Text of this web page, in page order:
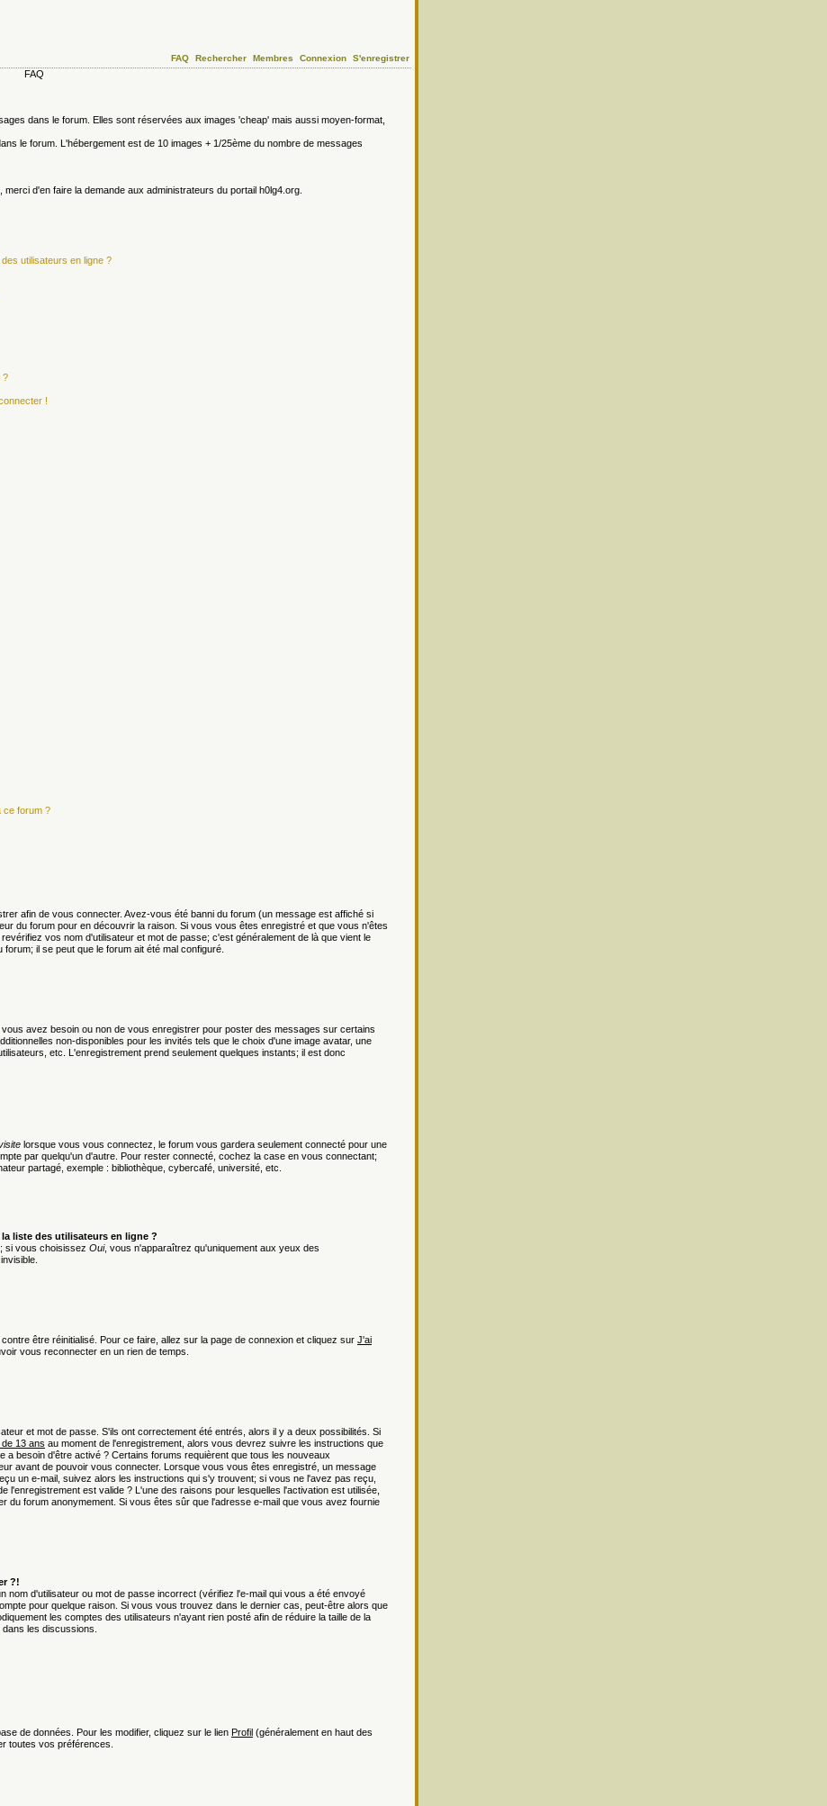
FAQ Rechercher Membres Connexion S'enregistrer
FAQ
dans le forum. Elles sont réservées aux images 'cheap' mais aussi moyen-format,
le forum. L'hébergement est de 10 images + 1/25ème du nombre de messages
d'en faire la demande aux administrateurs du portail h0lg4.org.
utilisateurs en ligne ?
?
!
ce forum ?
afin de vous connecter. Avez-vous été banni du forum (un message est affiché si
du forum pour en découvrir la raison. Si vous vous êtes enregistré et que vous n'êtes
vos nom d'utilisateur et mot de passe; c'est généralement de là que vient le
il se peut que le forum ait été mal configuré.
avez besoin ou non de vous enregistrer pour poster des messages sur certains
non-disponibles pour les invités tels que le choix d'une image avatar, une
etc. L'enregistrement prend seulement quelques instants; il est donc
lorsque vous vous connectez, le forum vous gardera seulement connecté pour une
par quelqu'un d'autre. Pour rester connecté, cochez la case en vous connectant;
partagé, exemple : bibliothèque, cybercafé, université, etc.
liste des utilisateurs en ligne ?
; si vous choisissez Oui, vous n'apparaîtrez qu'uniquement aux yeux des
être réinitialisé. Pour ce faire, allez sur la page de connexion et cliquez sur J'ai
vous reconnecter en un rien de temps.
et mot de passe. S'ils ont correctement été entrés, alors il y a deux possibilités. Si
13 ans au moment de l'enregistrement, alors vous devrez suivre les instructions que
besoin d'être activé ? Certains forums requièrent que tous les nouveaux
avant de pouvoir vous connecter. Lorsque vous vous êtes enregistré, un message
un e-mail, suivez alors les instructions qui s'y trouvent; si vous ne l'avez pas reçu,
est valide ? L'une des raisons pour lesquelles l'activation est utilisée,
du forum anonymement. Si vous êtes sûr que l'adresse e-mail que vous avez fournie
?!
d'utilisateur ou mot de passe incorrect (vérifiez l'e-mail qui vous a été envoyé
pour quelque raison. Si vous vous trouvez dans le dernier cas, peut-être alors que
les comptes des utilisateurs n'ayant rien posté afin de réduire la taille de la
les discussions.
de données. Pour les modifier, cliquez sur le lien Profil (généralement en haut des
toutes vos préférences.